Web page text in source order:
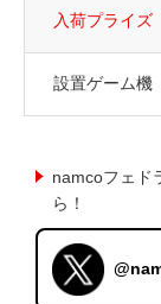
入荷プライズ
設置ゲーム機
namcoフェド
ら！